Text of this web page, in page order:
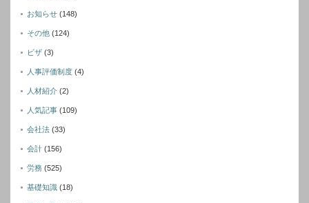
お知らせ (148)
その他 (124)
ビザ (3)
人事評価制度 (4)
人材紹介 (2)
人気記事 (109)
会社法 (33)
会計 (156)
労務 (525)
基礎知識 (18)